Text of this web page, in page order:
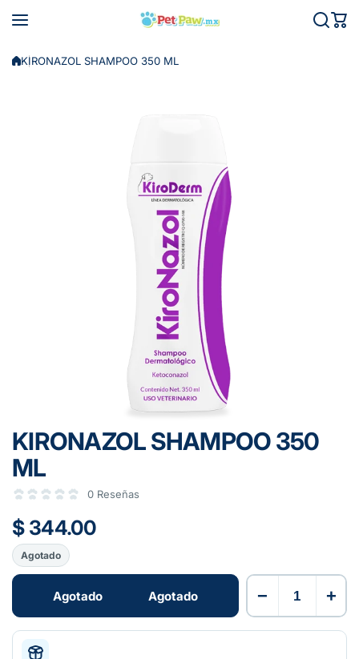
KIRONAZOL SHAMPOO 350 ML
KIRONAZOL SHAMPOO 350
ML
0 Reseñas
$ 344.00
Agotado
Agotado Agotado − +